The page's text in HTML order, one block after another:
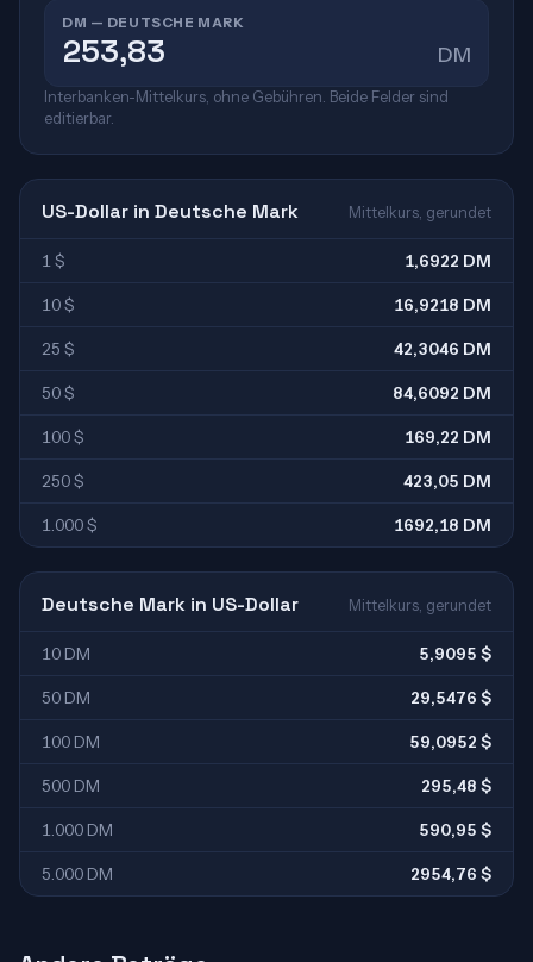
DM — DEUTSCHE MARK
DM
Interbanken-Mittelkurs, ohne Gebühren. Beide Felder sind
editierbar.
US-Dollar in Deutsche Mark Mittelkurs, gerundet
1 $ 1,6922 DM
10 $ 16,9218 DM
25 $ 42,3046 DM
50 $ 84,6092 DM
100 $ 169,22 DM
250 $ 423,05 DM
1.000 $ 1692,18 DM
Deutsche Mark in US-Dollar Mittelkurs, gerundet
10 DM 5,9095 $
50 DM 29,5476 $
100 DM 59,0952 $
500 DM 295,48 $
1.000 DM 590,95 $
5.000 DM 2954,76 $